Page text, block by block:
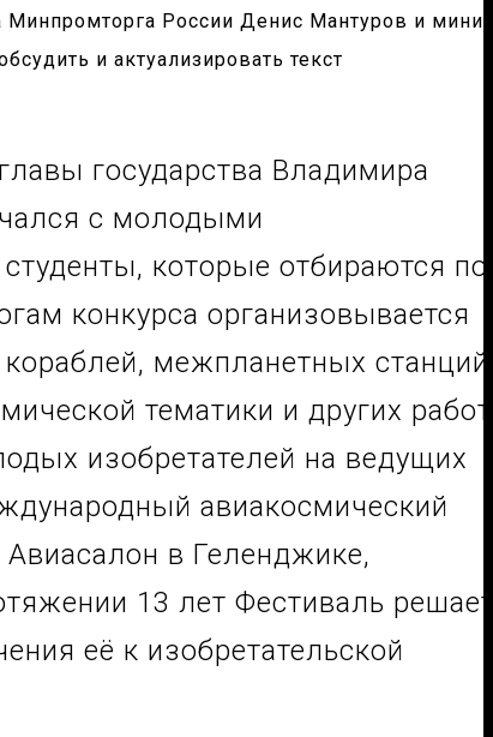
Минпромторга России Денис Мантуров и
и актуализировать текст
государства Владимира
с молодыми
которые отбираются по
конкурса организовывается
межпланетных
тематики и других
изобретателей на ведущих
авиакосмический
в Геленджике,
13 лет Фестиваль
её к изобретательской